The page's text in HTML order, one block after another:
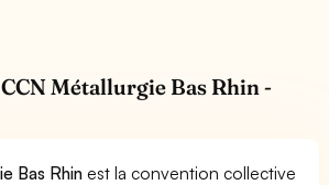
Métallurgie Bas Rhin -
Bas Rhin est la convention collective